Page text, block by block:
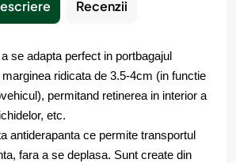
Recenzii
se adapta perfect in portbagajul
ridicata de 3.5-4cm (in functie
permitand retinerea in interior a
etc.
antiderapanta ce permite transportul
fara a se deplasa. Sunt create din